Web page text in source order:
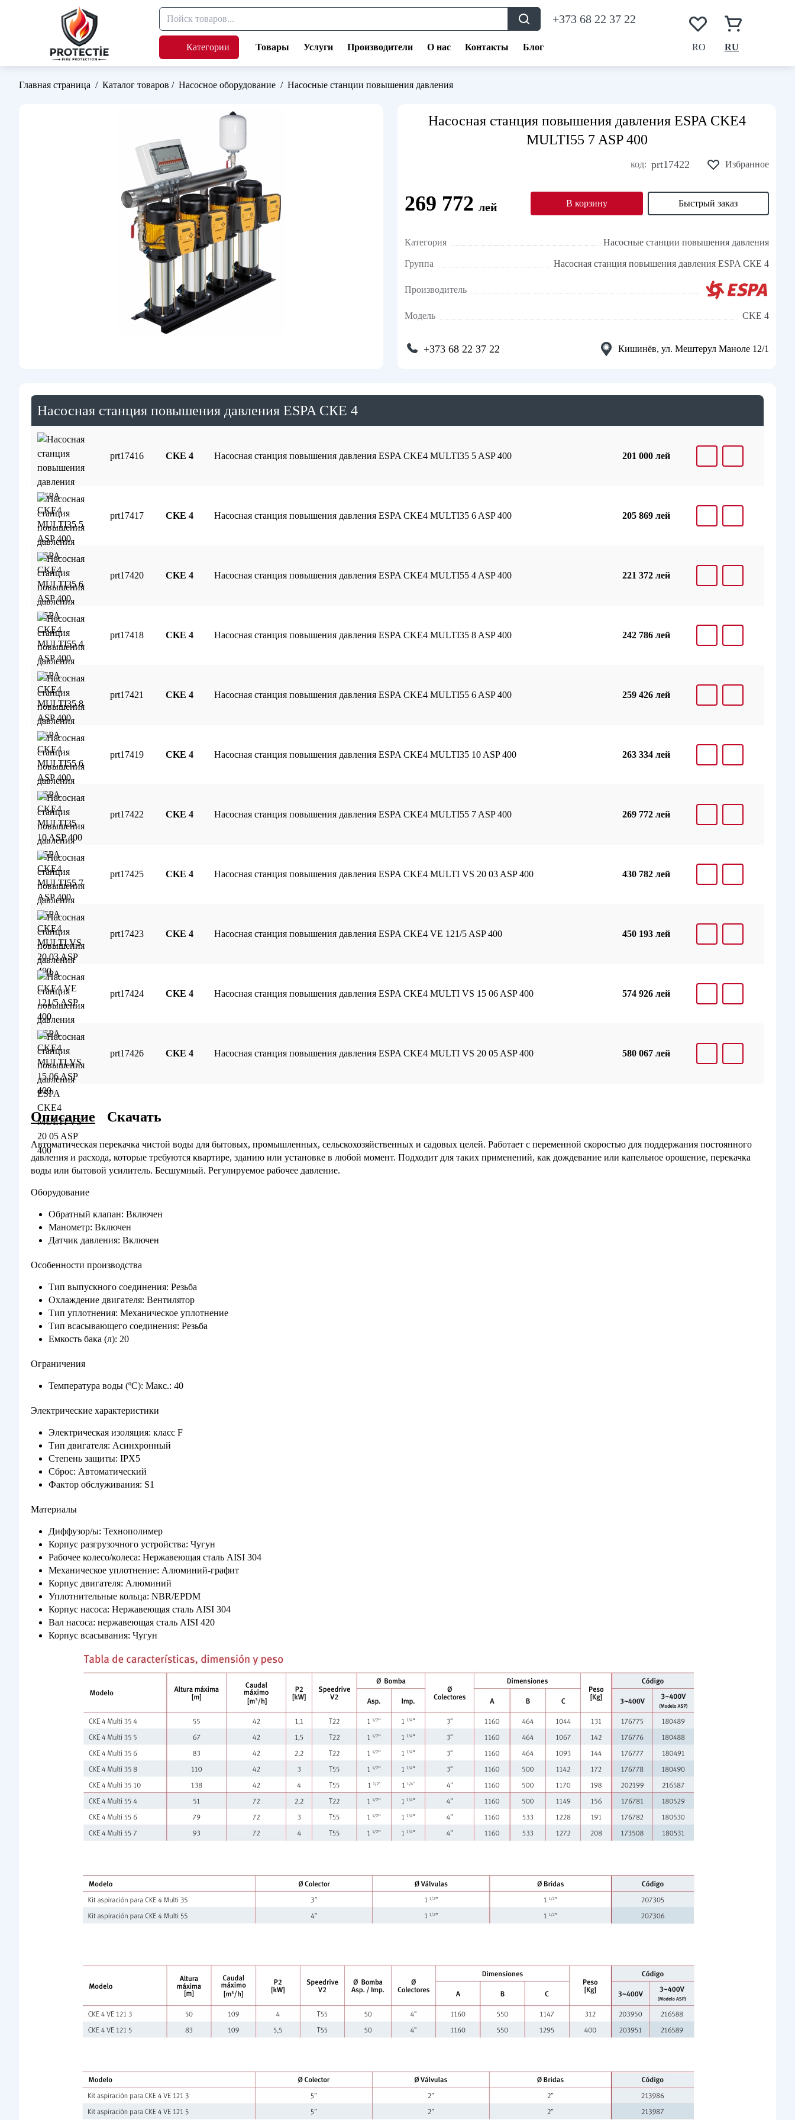
+373 68 22 37 22
Категории Товары Услуги Производители О нас Контакты Блог RO RU
Главная страница / Каталог товаров / Насосное оборудование / Насосные станции повышения давления
Насосная станция повышения давления ESPA CKE4
MULTI55 7 ASP 400
код: prt17422 Избранное
269 772 лей В корзину Быстрый заказ
Категория Насосные станции повышения давления
Группа Насосная станция повышения давления ESPA СКЕ 4
Производитель
Модель CKE 4
+373 68 22 37 22 Кишинёв, ул. Мештерул Маноле 12/1
Насосная станция повышения давления ESPA СКЕ 4
prt17416 CKE 4 Насосная станция повышения давления ESPA CKE4 MULTI35 5 ASP 400 201 000 лей
prt17417 CKE 4 Насосная станция повышения давления ESPA CKE4 MULTI35 6 ASP 400 205 869 лей
prt17420 CKE 4 Насосная станция повышения давления ESPA CKE4 MULTI55 4 ASP 400 221 372 лей
prt17418 CKE 4 Насосная станция повышения давления ESPA CKE4 MULTI35 8 ASP 400 242 786 лей
prt17421 CKE 4 Насосная станция повышения давления ESPA CKE4 MULTI55 6 ASP 400 259 426 лей
prt17419 CKE 4 Насосная станция повышения давления ESPA CKE4 MULTI35 10 ASP 400 263 334 лей
prt17422 CKE 4 Насосная станция повышения давления ESPA CKE4 MULTI55 7 ASP 400 269 772 лей
prt17425 CKE 4 Насосная станция повышения давления ESPA CKE4 MULTI VS 20 03 ASP 400 430 782 лей
prt17423 CKE 4 Насосная станция повышения давления ESPA CKE4 VE 121/5 ASP 400 450 193 лей
prt17424 CKE 4 Насосная станция повышения давления ESPA CKE4 MULTI VS 15 06 ASP 400 574 926 лей
prt17426 CKE 4 Насосная станция повышения давления ESPA CKE4 MULTI VS 20 05 ASP 400 580 067 лей
Описание Скачать
Автоматическая перекачка чистой воды для бытовых, промышленных, сельскохозяйственных и садовых целей. Работает с переменной скоростью для поддержания постоянного
давления и расхода, которые требуются квартире, зданию или установке в любой момент. Подходит для таких применений, как дождевание или капельное орошение, перекачка
воды или бытовой усилитель. Бесшумный. Регулируемое рабочее давление.
Оборудование
Обратный клапан: Включен
Манометр: Включен
Датчик давления: Включен
Особенности производства
Тип выпускного соединения: Резьба
Охлаждение двигателя: Вентилятор
Тип уплотнения: Механическое уплотнение
Тип всасывающего соединения: Резьба
Емкость бака (л): 20
Ограничения
Температура воды (ºC): Макс.: 40
Электрические характеристики
Электрическая изоляция: класс F
Тип двигателя: Асинхронный
Степень защиты: IPX5
Сброс: Автоматический
Фактор обслуживания: S1
Материалы
Диффузор/ы: Технополимер
Корпус разгрузочного устройства: Чугун
Рабочее колесо/колеса: Нержавеющая сталь AISI 304
Механическое уплотнение: Алюминий-графит
Корпус двигателя: Алюминий
Уплотнительные кольца: NBR/EPDM
Корпус насоса: Нержавеющая сталь AISI 304
Вал насоса: нержавеющая сталь AISI 420
Корпус всасывания: Чугун